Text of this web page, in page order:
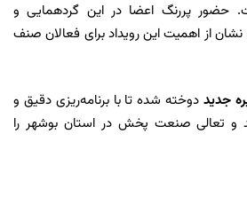
حضور پررنگ اعضا در این گردهمایی و
از اهمیت این رویداد برای فعالان صنف
جدید دوخته شده تا با برنامه‌ریزی دقیق و
و تعالی صنعت پخش در استان بوشهر را